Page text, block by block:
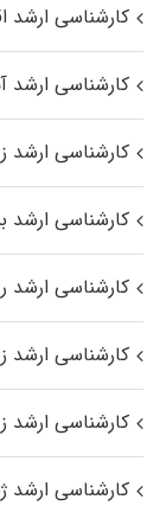
کارشناسی ارشد
کارشناسی ارشد
کارشناسی
کارشناسی ارشد
کارشناسی ارشد
کارشناسی
کارشناسی
کارشناسی ارشد